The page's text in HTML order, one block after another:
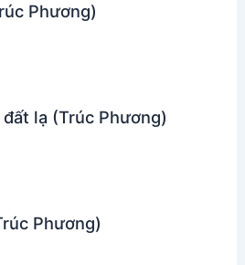
Phương)
lạ (Trúc Phương)
Phương)